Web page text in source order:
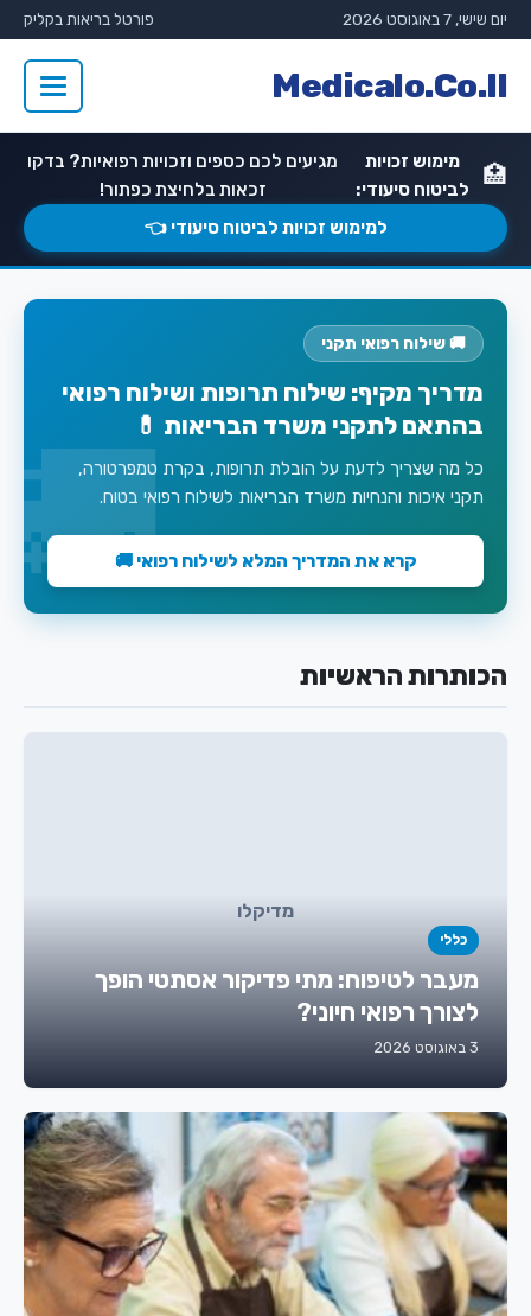
יום שישי, 7 באוגוסט 2026 פורטל בריאות בקליק
Medicalo.Co.Il
🏥
מימוש זכויות
לביטוח סיעודי:
מגיעים לכם כספים וזכויות רפואיות? בדקו
זכאות בלחיצת כפתור!
למימוש זכויות לביטוח סיעודי 👈
🚚 שילוח רפואי תקני
מדריך מקיף: שילוח תרופות ושילוח רפואי
בהתאם לתקני משרד הבריאות 💊
כל מה שצריך לדעת על הובלת תרופות, בקרת טמפרטורה,
תקני איכות והנחיות משרד הבריאות לשילוח רפואי בטוח.
קרא את המדריך המלא לשילוח רפואי 🚚
הכותרות הראשיות
מדיקלו
כללי
מעבר לטיפוח: מתי פדיקור אסתטי הופך
לצורך רפואי חיוני?
3 באוגוסט 2026